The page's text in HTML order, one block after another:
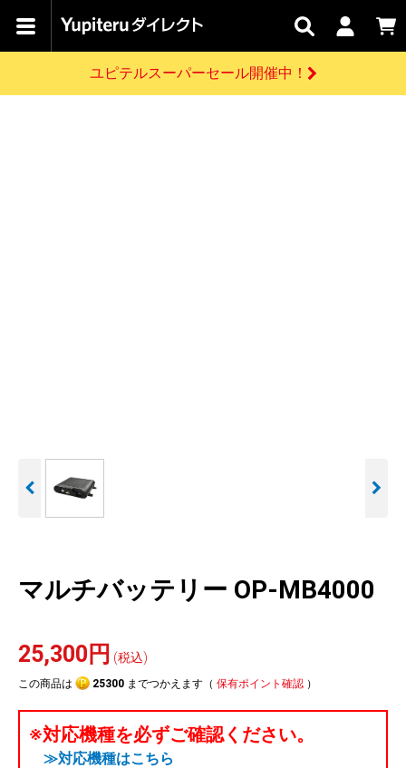
カテゴリで
キャン
ペーン
関連
サービス
お問い
合わせ
はじめての
アウトレット
駐車監視セット
開催中のキャンペーン
お買い物ガイド
ログインする
ユピテルスーパーセール開催中！
マルチバッテリー OP-MB4000
25,300円 (税込)
この商品は 25300 までつかえます（ 保有ポイント確認 ）
※対応機種を必ずご確認ください。
≫対応機種はこちら